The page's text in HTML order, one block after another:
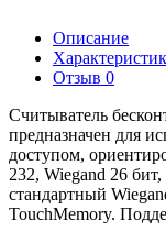
Описание
Отзыв 0
Считыватель
предназначен для
доступом,
232, Wiegand 26
стандартный
TouchMemory.